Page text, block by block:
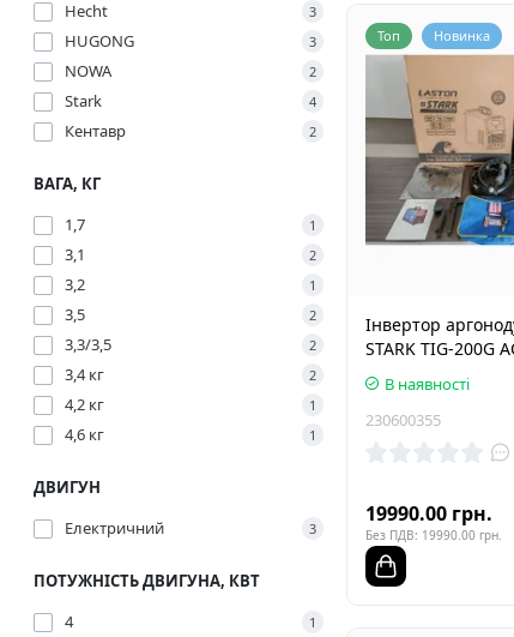
Hecht 3
HUGONG 3
NOWA 2
Stark 4
Кентавр 2
ВАГА, КГ
1,7
1
3,1 2
3,2 1
3,5 2
3,3/3,5 2
3,4 кг 2
4,2 кг 1
4,6 кг 1
ДВИГУН
Електричний
3
ПОТУЖНІСТЬ ДВИГУНА, КВТ
4
1
Топ Новинка
Інвертор
STARK TIG-200G
В наявності
230600355
19990.00 грн.
Без ПДВ: 19990.00 грн.